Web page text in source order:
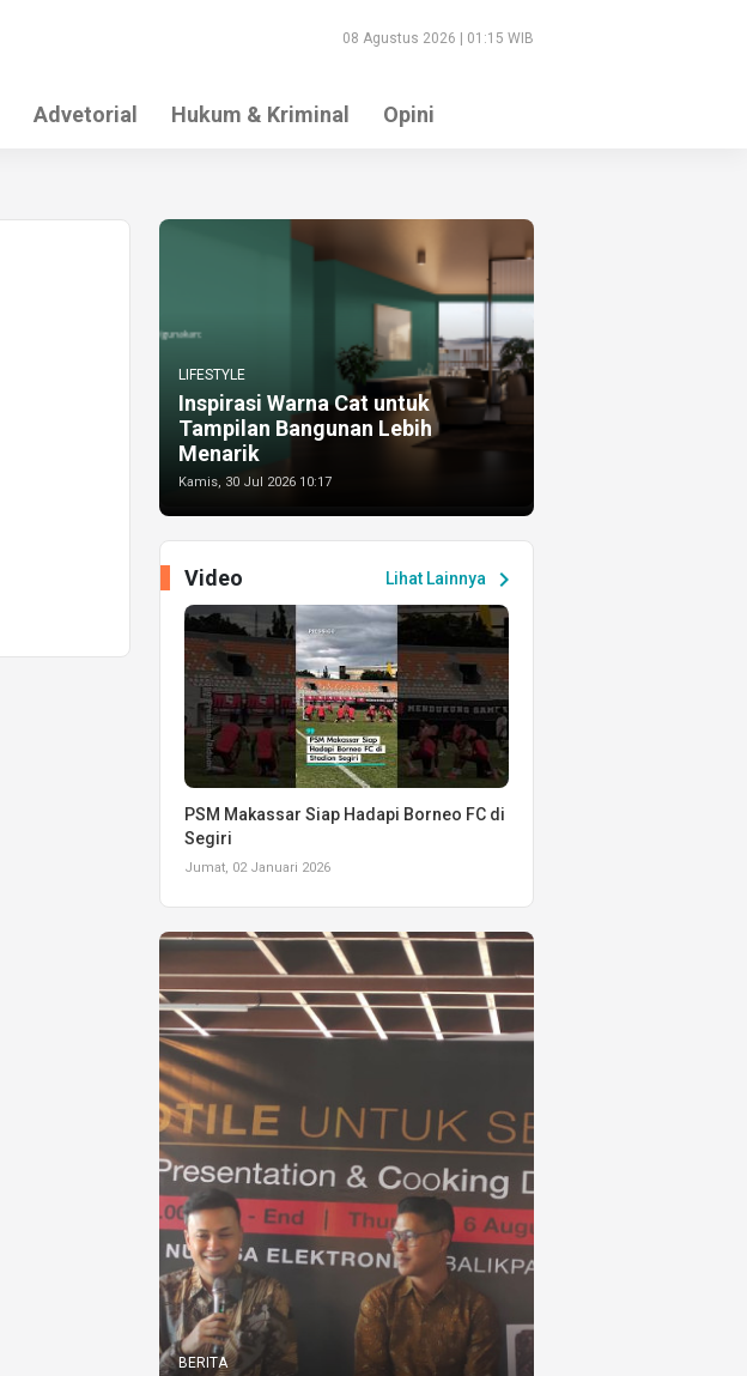
08 Agustus 2026 | 01:15 WIB
Advetorial Hukum & Kriminal Opini
LIFESTYLE
Inspirasi Warna Cat untuk
Tampilan Bangunan Lebih
Menarik
Kamis, 30 Jul 2026 10:17
Lihat Lainnya chevron_right
Video
PSM Makassar Siap Hadapi Borneo FC di
Segiri
Jumat, 02 Januari 2026
BERITA